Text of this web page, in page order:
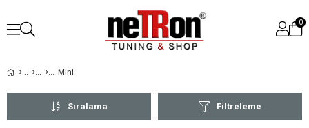
0
Mini
Filtreleme
Sıralama